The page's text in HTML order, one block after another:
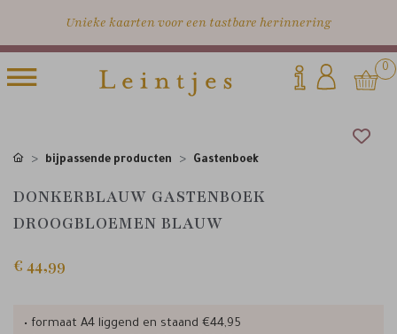
Unieke kaarten voor een tastbare herinnering
0
bijpassende producten Gastenboek
DONKERBLAUW GASTENBOEK
DROOGBLOEMEN BLAUW
€ 44,99
• formaat A4 liggend en staand €44,95